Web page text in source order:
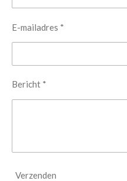
E-mailadres *
Bericht *
Verzenden